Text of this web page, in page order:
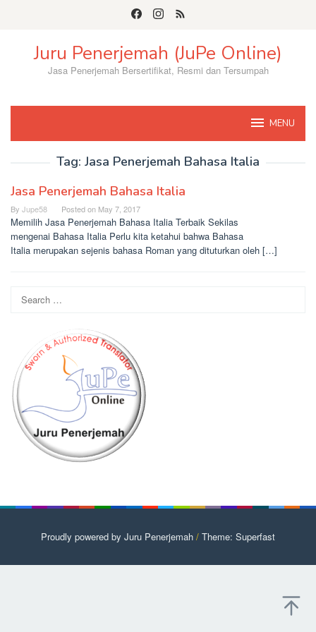
Juru Penerjemah (JuPe Online)
Jasa Penerjemah Bersertifikat, Resmi dan Tersumpah
MENU
Tag: Jasa Penerjemah Bahasa Italia
Jasa Penerjemah Bahasa Italia
By Jupe58 Posted on May 7, 2017
Memilih Jasa Penerjemah Bahasa Italia Terbaik Sekilas
mengenai Bahasa Italia Perlu kita ketahui bahwa Bahasa
Italia merupakan sejenis bahasa Roman yang dituturkan oleh […]
for:
Proudly powered by Juru Penerjemah / Theme: Superfast